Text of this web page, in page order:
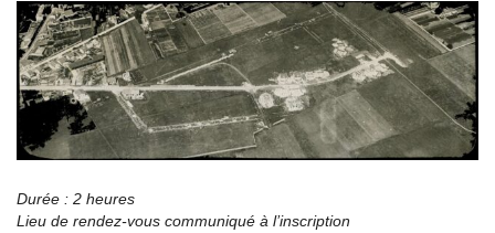
Durée : 2 heures
Lieu de rendez-vous communiqué à l’inscription